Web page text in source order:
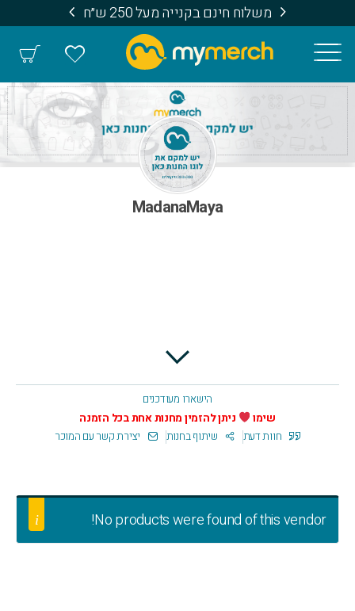
משלוח חינם בקנייה מעל 250 ש״ח
MadanaMaya
הישארו מעודכנים
שימו
ניתן להזמין מחנות אחת בכל הזמנה
חוות דעת
שיתוף בחנות יצירת קשר עם המוכר
No products were found of this vendor!